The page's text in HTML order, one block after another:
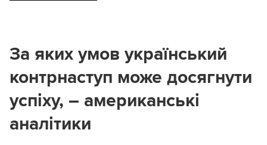
За яких умов український
контрнаступ може досягнути
успіху, – американські
аналітики